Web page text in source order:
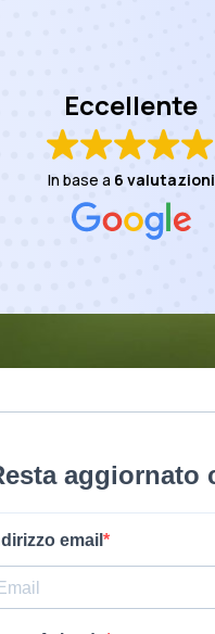
Eccellente
In base a 6 valutazioni